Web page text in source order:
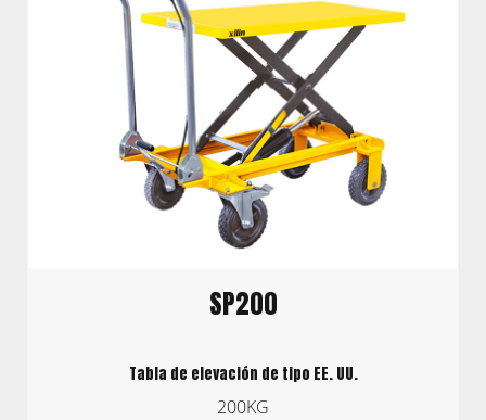
SP200
Tabla de elevación de tipo EE. UU.
200KG